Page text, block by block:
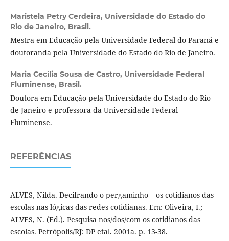
Maristela Petry Cerdeira, Universidade do Estado do
Rio de Janeiro, Brasil.
Mestra em Educação pela Universidade Federal do Paraná e
doutoranda pela Universidade do Estado do Rio de Janeiro.
Maria Cecília Sousa de Castro, Universidade Federal
Fluminense, Brasil.
Doutora em Educação pela Universidade do Estado do Rio
de Janeiro e professora da Universidade Federal
Fluminense.
REFERÊNCIAS
ALVES, Nilda. Decifrando o pergaminho – os cotidianos das
escolas nas lógicas das redes cotidianas. Em: Oliveira, I.;
ALVES, N. (Ed.). Pesquisa nos/dos/com os cotidianos das
escolas. Petrópolis/RJ: DP etal. 2001a. p. 13-38.